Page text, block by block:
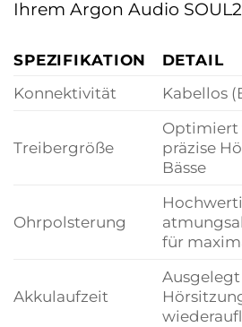
Ihrem Argon Audio
SPEZIFIKATION
DETAIL
Konnektivität
Kabellos
Treibergröße
Optimiert
präzise
Bässe
Ohrpolsterung
für
Akkulaufzeit